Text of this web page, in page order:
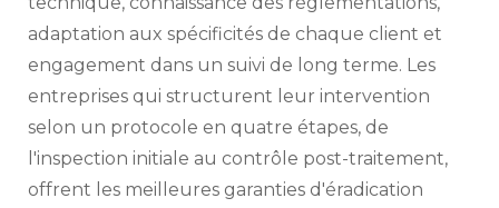
adaptation aux spécificités de chaque client et
engagement dans un suivi de long terme. Les
entreprises qui structurent leur intervention
selon un protocole en quatre étapes, de
l'inspection initiale au contrôle post-traitement,
offrent les meilleures garanties d'éradication